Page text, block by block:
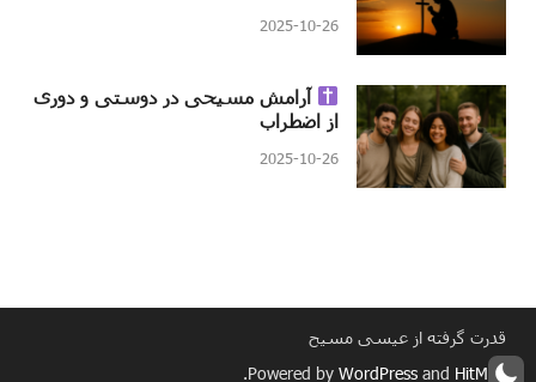
2025-10-26
آرامش مسیحی در دوستی و دوری
از اضطراب
2025-10-26
قدرت گرفته از عیسی مسیح
Powered by WordPress and HitMag
.